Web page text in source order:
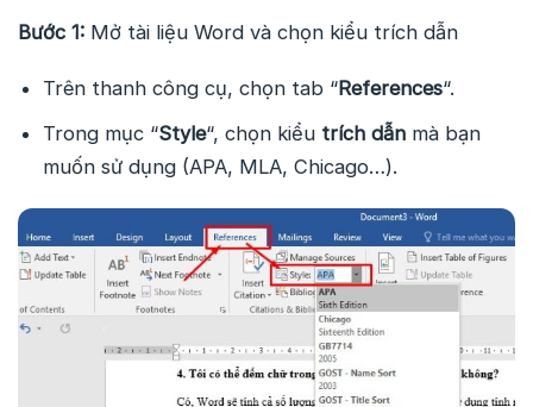
Bước 1: Mở tài liệu Word và chọn kiểu trích dẫn
Trên thanh công cụ, chọn tab “References“.
Trong mục “Style“, chọn kiểu trích dẫn mà bạn
muốn sử dụng (APA, MLA, Chicago…).